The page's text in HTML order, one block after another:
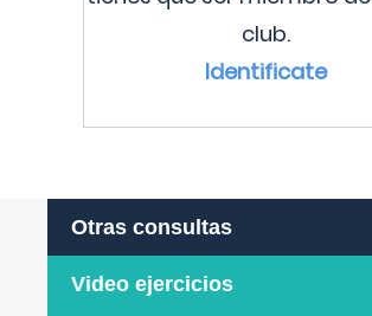
club.
Identificate
Otras consultas
Video ejercicios